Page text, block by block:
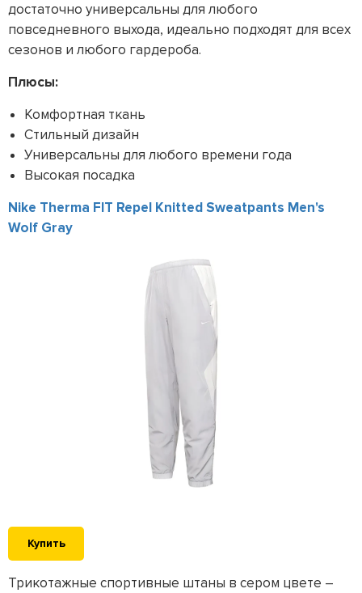
достаточно универсальны для любого
повседневного выхода, идеально подходят для всех
сезонов и любого гардероба.
Плюсы:
Комфортная ткань
Стильный дизайн
Универсальны для любого времени года
Высокая посадка
Nike Therma FIT Repel Knitted Sweatpants Men's
Wolf Gray
Купить
Трикотажные спортивные штаны в сером цвете –